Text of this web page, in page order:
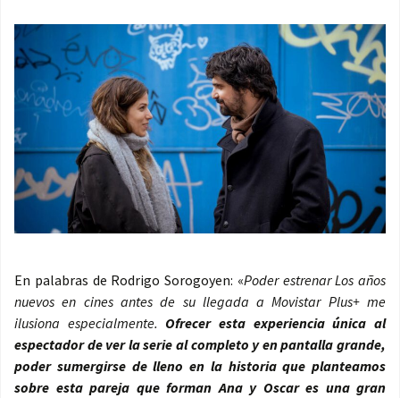
En palabras de Rodrigo Sorogoyen: «Poder estrenar Los años
nuevos en cines antes de su llegada a Movistar Plus+ me
ilusiona especialmente. Ofrecer esta experiencia única al
espectador de ver la serie al completo y en pantalla grande,
poder sumergirse de lleno en la historia que planteamos
sobre esta pareja que forman Ana y Oscar es una gran